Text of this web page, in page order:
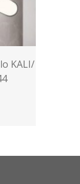
KALI/